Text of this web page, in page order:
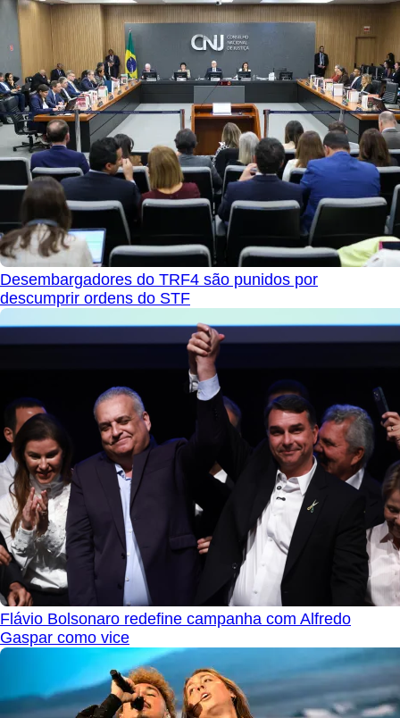
Desembargadores do TRF4 são punidos por
descumprir ordens do STF
Flávio Bolsonaro redefine campanha com Alfredo
Gaspar como vice